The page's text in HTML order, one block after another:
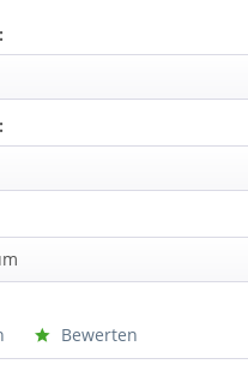
Bewerten